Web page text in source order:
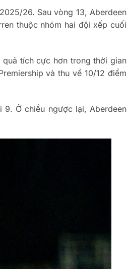
26. Sau vòng 13, Aberdeen
thuộc nhóm hai đội xếp cuối
tích cực hơn trong thời gian
và thu về 10/12 điểm
9. Ở chiều ngược lại, Aberdeen